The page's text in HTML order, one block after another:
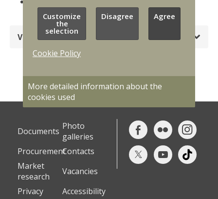
aicina apmeklēt semināru par kiberdrošību
Vairāk
Documents Photo
galleries
ProcurementContacts
Market
research
Vacancies
Privacy
Accessibility
Customize
the
selection
Disagree Agree
Cookie Policy
More detailed information about the
cookies used